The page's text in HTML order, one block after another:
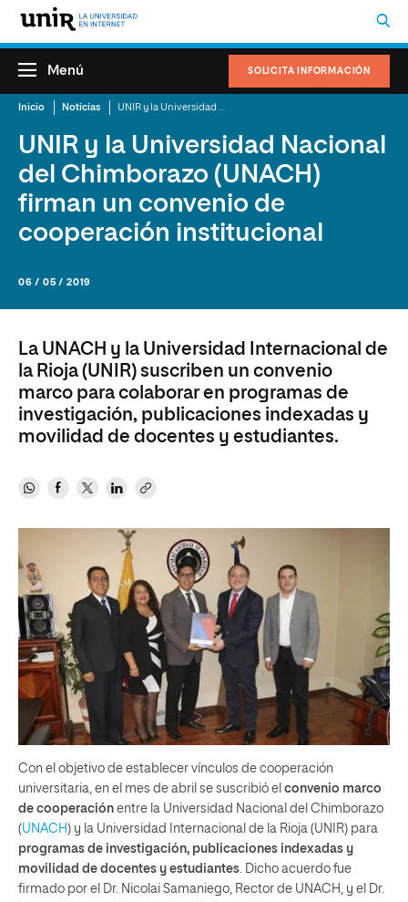
SOLICITA INFORMACIÓN
Menú
Inicio Noticias
UNIR y la Universidad Nacional
del Chimborazo (UNACH)
firman un convenio de
cooperación institucional
06 / 05 / 2019
La UNACH y la Universidad Internacional de
la Rioja (UNIR) suscriben un convenio
marco para colaborar en programas de
investigación, publicaciones indexadas y
movilidad de docentes y estudiantes.
Con el objetivo de establecer vínculos de cooperación
universitaria, en el mes de abril se suscribió el convenio marco
de cooperación entre la Universidad Nacional del Chimborazo
(UNACH ) y la Universidad Internacional de la Rioja (UNIR) para
programas de investigación, publicaciones indexadas y
movilidad de docentes y estudiantes. Dicho acuerdo fue
firmado por el Dr. Nicolai Samaniego, Rector de UNACH, y el Dr.